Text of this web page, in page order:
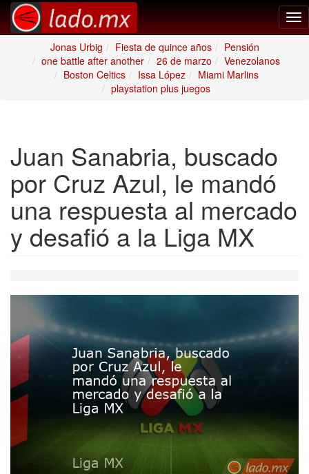
Jonas Urbig
Fiesta de quince años
Pensión
one battle after another
26 de marzo
Venezolanos
Boston Celtics
Issa López
Miami Marlins
playstation plus juegos
Juan Sanabria, buscado
por Cruz Azul, le mandó
una respuesta al mercado
y desafió a la Liga MX